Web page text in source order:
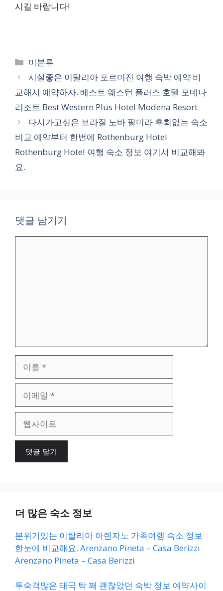
시길 바랍니다!
카
테
고
리
미분류
시설좋은 이탈리아 포르미진 여행 숙박 예약 비
교해서 예약하자. 베스트 웨스턴 플러스 호텔 모데나
리조트 Best Western Plus Hotel Modena Resort
다시가고싶은 브라질 노바 팔미라 후회없는 숙소
비교 예약부터 한번에 Rothenburg Hotel
Rothenburg Hotel 여행 숙소 정보 여기서 비교해봐
요.
댓글 남기기
일
이
더 많은 숙소 정보
분위기있는 이탈리아 아렌자노 가족여행 숙소 정보
한눈에 비교해요. Arenzano Pineta – Casa Berizzi
Arenzano Pineta – Casa Berizzi
투숙객많은 태국 탁 꽤 괜찮았던 숙박 정보 예약사이